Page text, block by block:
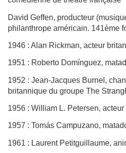
David Geffen, producteur
philanthrope américain. 141ème
1946 : Alan Rickman, acteur
1951 : Roberto Domínguez,
1952 : Jean-Jacques Burnel,
britannique du groupe The
1956 : William L. Petersen,
1957 : Tomás Campuzano,
1961 : Laurent Petitguillaume,